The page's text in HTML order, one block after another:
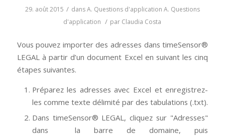
29. août 2015 / dansA. Questions d'application A. Questions
d'application / par Claudia Costa
Vous pouvez importer des adresses dans timeSensor®
LEGAL à partir d’un document Excel en suivant les cinq
étapes suivantes.
Préparez les adresses avec Excel et enregistrez-
les comme texte délimité par des tabulations (.txt).
Dans timeSensor® LEGAL, cliquez sur "Adresses"
dans la barre de domaine, puis